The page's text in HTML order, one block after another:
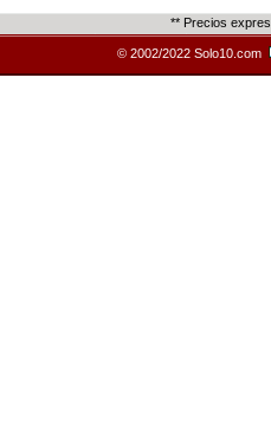
** Precios
© 2002/2022 Solo10.com